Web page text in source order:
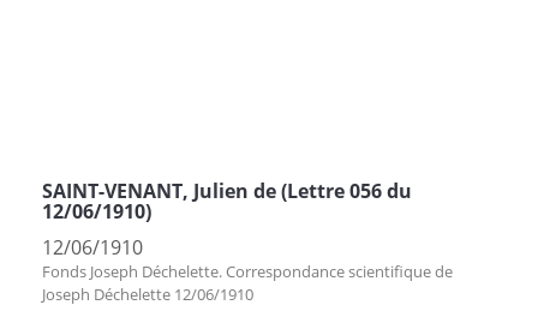
SAINT-VENANT, Julien de (Lettre 056 du
12/06/1910)
12/06/1910
Fonds Joseph Déchelette. Correspondance scientifique de
Joseph Déchelette 12/06/1910